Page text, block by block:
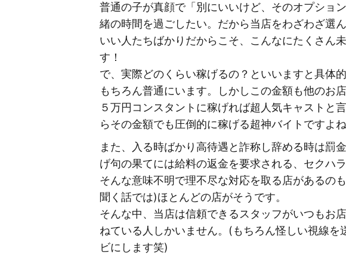
普通の子が真顔で「別にいいけど、そのオプシ
緒の時間を過ごしたい。だから当店をわざわざ選
いい人たちばかりだからこそ、こんなにたくさん
す！
で、実際どのくらい稼げるの？といいますと具体
もちろん普通にいます。しかしこの金額も他のお
５万円コンスタントに稼げれば超人気キャストと
らその金額でも圧倒的に稼げる超神バイトですよ
また、入る時ばかり高待遇と詐称し辞める時は罰
げ句の果てには給料の返金を要求される、セクハ
そんな意味不明で理不尽な対応を取る店があるの
聞く話では)ほとんどの店がそうです。
そんな中、当店は信頼できるスタッフがいつもお
ねている人しかいません。(もちろん怪しい視線
ビにします笑)